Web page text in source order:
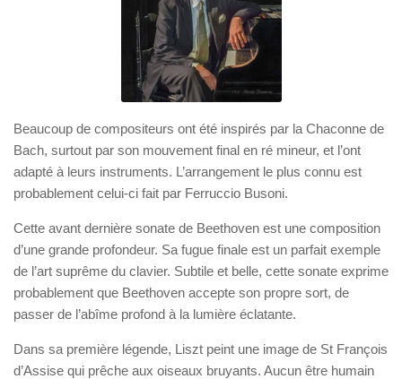
Beaucoup de compositeurs ont été inspirés par la Chaconne de
Bach, surtout par son mouvement final en ré mineur, et l’ont
adapté à leurs instruments. L’arrangement le plus connu est
probablement celui-ci fait par Ferruccio Busoni.
Cette avant dernière sonate de Beethoven est une composition
d’une grande profondeur. Sa fugue finale est un parfait exemple
de l’art suprême du clavier. Subtile et belle, cette sonate exprime
probablement que Beethoven accepte son propre sort, de
passer de l’abîme profond à la lumière éclatante.
Dans sa première légende, Liszt peint une image de St François
d’Assise qui prêche aux oiseaux bruyants. Aucun être humain